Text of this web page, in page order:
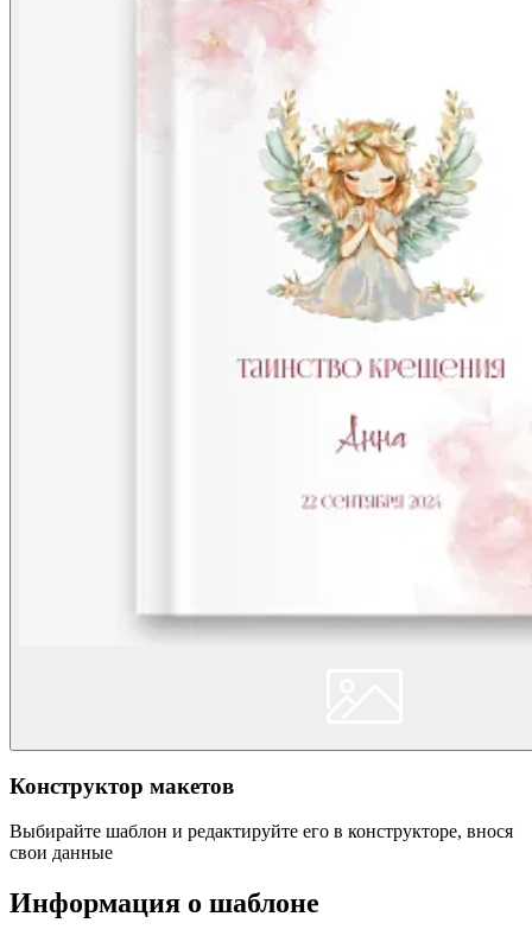
Конструктор макетов
Выбирайте шаблон и редактируйте его в конструкторе, внося
свои данные
Информация о шаблоне